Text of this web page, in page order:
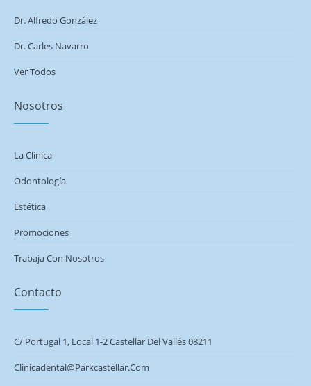
Dr. Alfredo González
Dr. Carles Navarro
Ver Todos
Nosotros
La Clínica
Odontología
Estética
Promociones
Trabaja Con Nosotros
Contacto
C/ Portugal 1, Local 1-2 Castellar Del Vallés 08211
Clinicadental@parkcastellar.com